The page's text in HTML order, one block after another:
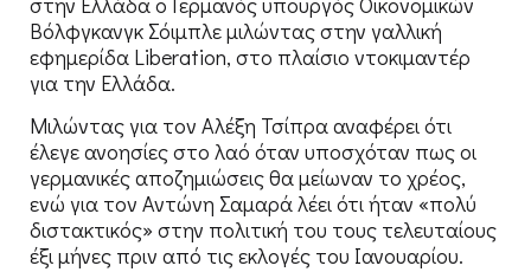
Βόλφγκανγκ Σόιμπλε μιλώντας στην γαλλική
εφημερίδα Liberation, στο πλαίσιο ντοκιμαντέρ
για την Ελλάδα.
Μιλώντας για τον Αλέξη Τσίπρα αναφέρει ότι
έλεγε ανοησίες στο λαό όταν υποσχόταν πως οι
γερμανικές αποζημιώσεις θα μείωναν το χρέος,
ενώ για τον Αντώνη Σαμαρά λέει ότι ήταν «πολύ
διστακτικός» στην πολιτική του τους τελευταίους
έξι μήνες πριν από τις εκλογές του Ιανουαρίου.